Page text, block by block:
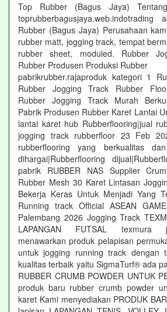
Top Rubber (Bagus Jaya)
Rubber (Bagus Jaya) Perusahaan
rubber matt, jogging track, tempat
rubber sheet, moduled. Rubber
Rubber Produsen Produksi Rubber
pabrikrubber.rajaproduk kategori 1
Rubber Jogging Track Rubber
Rubber Jogging Track Murah
Pabrik Produsen Rubber Karet Lantai
lantai karet hub Rubberflooring|jual
jogging track rubberfloor 23 Feb
rubberflooring yang berkualitas
dihargai|Rubberflooring
pabrik RUBBER NAS Supplier
Rubber Mesh 30 Karet Lintasan
Bekerja Keras Untuk Menjadi Yang
Running track Official ASEAN
Palembang 2026 Jogging Track
LAPANGAN FUTSAL texmura
menawarkan produk pelapisan
untuk jogging running track dengan
kualitas terbaik yaitu SigmaTurf® ada
RUBBER CRUMB POWDER UNTUK
produk baru rubber crumb powder
karet Kami menyediakan PRODUK